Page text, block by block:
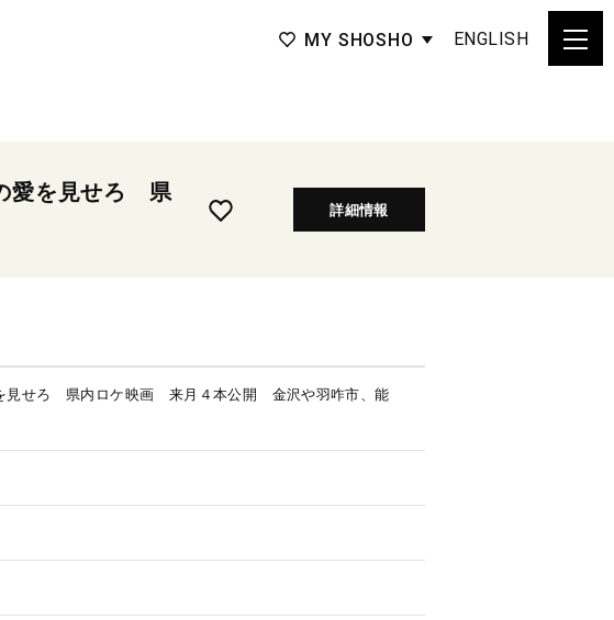
MY SHOSHO ENGLISH
愛を見せろ 県
詳細情報
せろ 県内ロケ映画 来月４本公開 金沢や羽咋市、能